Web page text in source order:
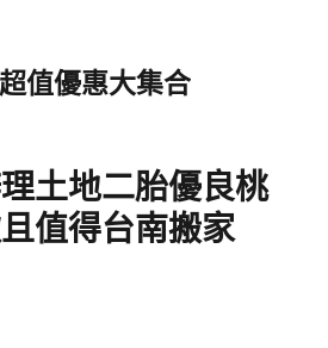
值優惠大集合
土地二胎優良桃
值得台南搬家